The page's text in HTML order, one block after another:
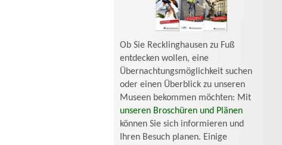
Ob Sie Recklinghausen zu Fuß
entdecken wollen, eine
Übernachtungsmöglichkeit suchen
oder einen Überblick zu unseren
Museen bekommen möchten: Mit
unseren Broschüren und Plänen
können Sie sich informieren und
Ihren Besuch planen. Einige